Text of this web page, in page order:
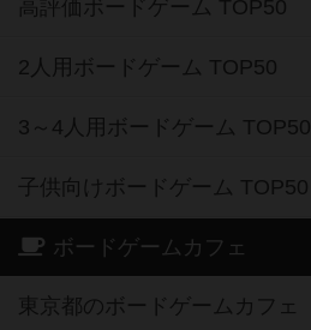
高評価ボードゲーム TOP50
2人用ボードゲーム TOP50
3～4人用ボードゲーム TOP50
子供向けボードゲーム TOP50
ボードゲームカフェ
東京都のボードゲームカフェ